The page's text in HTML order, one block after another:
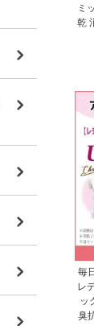
ミ
乾
毎
レ
ッ
臭